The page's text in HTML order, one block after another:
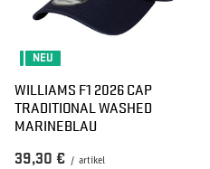
NEU
WILLIAMS F1 2026 CAP
TRADITIONAL WASHED
MARINEBLAU
39,30 € / artikel